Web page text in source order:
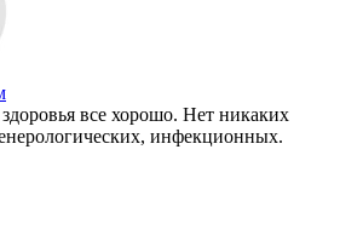
все хорошо. Нет никаких
инфекционных.